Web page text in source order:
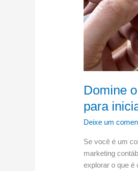
Domine
para
Deixe um
Se você é um
marketing
explorar o que é